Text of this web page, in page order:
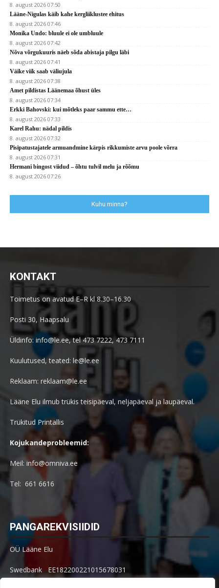
8. august 2026 07:50
Lääne-Nigulas käib kahe kergliiklustee ehitus
8. august 2026 07:46
Monika Undo: bluule ei ole umbluule
8. august 2026 07:42
Nõva võrgukuuris näeb sõda abistaja pilgu läbi
8. august 2026 07:41
Väike viik saab väliujula
8. august 2026 07:38
Amet pildistas Läänemaa õhust üles
8. august 2026 07:34
Erkki Bahovski: kui mõtleks paar sammu ette…
8. august 2026 07:33
Karel Rahu: nädal pildis
8. august 2026 07:32
Pisipatustajatele armuandmine kärpis rikkumiste arvu poole võrra
8. august 2026 07:31
Hermani bingost viidud – õhtu tulvil melu ja rõõmu
8. august 2026 07:26
Kuhu minna?
KONTAKT
Toimetus on avatud E–R kl 8.30–16.30
Posti 30, Haapsalu
Üldinfo: info@le.ee, tel 473 7222, 473 7111
Kuulutused, teated: le@le.ee
Reklaam: reklaam@le.ee
Lääne Elu ilmub trükis teisipäeval, neljapäeval ja laupäeval.
Trükitud Printallis
Kojukandeprobleemid:
Meil: info@omniva.ee
Tel: 661 6616
PANGAREKVISIIDID
OÜ Lääne Elu
Swedbank EE182200221015678031